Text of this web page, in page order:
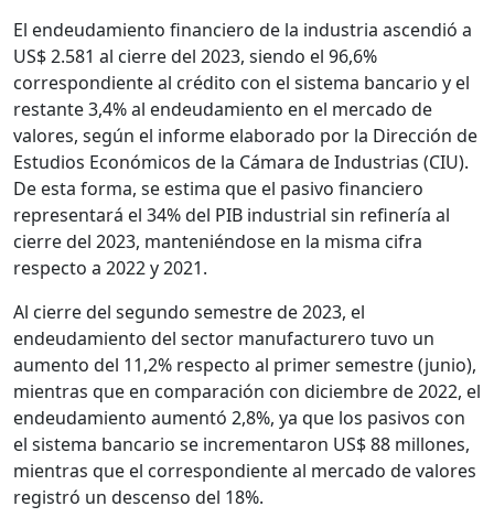
El endeudamiento financiero de la industria ascendió a
US$ 2.581 al cierre del 2023, siendo el 96,6%
correspondiente al crédito con el sistema bancario y el
restante 3,4% al endeudamiento en el mercado de
valores, según el informe elaborado por la Dirección de
Estudios Económicos de la Cámara de Industrias (CIU).
De esta forma, se estima que el pasivo financiero
representará el 34% del PIB industrial sin refinería al
cierre del 2023, manteniéndose en la misma cifra
respecto a 2022 y 2021.
Al cierre del segundo semestre de 2023, el
endeudamiento del sector manufacturero tuvo un
aumento del 11,2% respecto al primer semestre (junio),
mientras que en comparación con diciembre de 2022, el
endeudamiento aumentó 2,8%, ya que los pasivos con
el sistema bancario se incrementaron US$ 88 millones,
mientras que el correspondiente al mercado de valores
registró un descenso del 18%.